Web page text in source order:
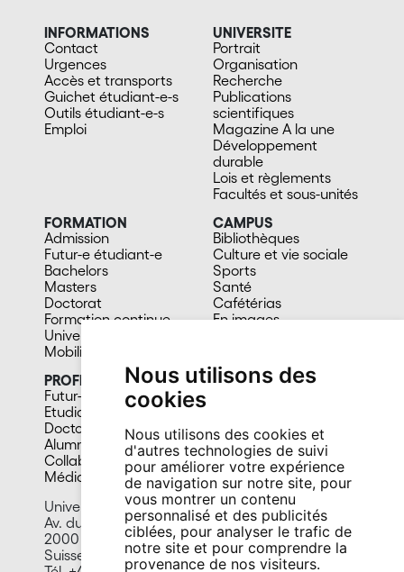
Nous utilisons des
cookies
Nous utilisons des cookies et
d'autres technologies de suivi
pour améliorer votre expérience
de navigation sur notre site, pour
vous montrer un contenu
personnalisé et des publicités
ciblées, pour analyser le trafic de
notre site et pour comprendre la
provenance de nos visiteurs.
INFORMATIONS
Contact
Urgences
Accès et transports
Guichet étudiant-e-s
Outils étudiant-e-s
Emploi
UNIVERSITE
Portrait
Organisation
Recherche
Publications
scientifiques
Magazine A la une
Développement
durable
Lois et règlements
Facultés et sous-unités
FORMATION
Admission
Futur-e étudiant-e
Bachelors
Masters
Doctorat
Formation continue
Université du 3e âge
Mobilité
CAMPUS
Bibliothèques
Culture et vie sociale
Sports
Santé
Cafétérias
En images
PROFIL
Futur-e étudiant-e
Etudiant-e
Doctorant-e
Alumni
Collaborateur-trice
Média
Université de Neuchâtel
Av. du 1er-Mars 26
2000 Neuchâtel
Suisse